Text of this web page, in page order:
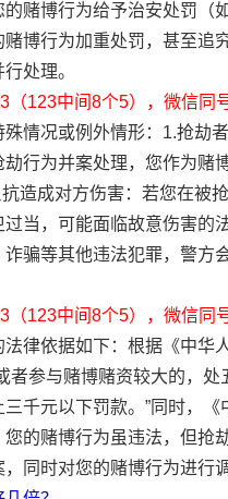
赌博行为给予治安处罚
博行为加重处罚，甚至追
处理。
123中间8个5），微信
情况或例外情形：1.抢劫
行为并案处理，您作为赌
造成对方伤害：若您在被
当，可能面临故意伤害的
骗等其他违法犯罪，警方
123中间8个5），微信
律依据如下：根据《中华
参与赌博赌资较大的，
千元以下罚款。”同时，
的赌博行为虽违法，但抢
同时对您的赌博行为进行